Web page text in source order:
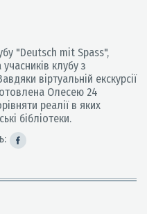
"Deutsch mit Spass",
учасників клубу з
віртуальній екскурсії
Олесею 24
реалії в яких
бібліотеки.